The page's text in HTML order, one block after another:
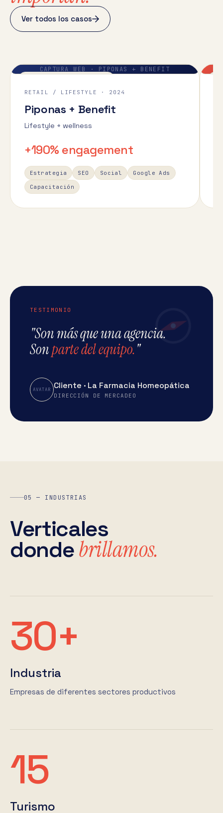
Ver todos los casos
CAPTURA WEB · PIPONAS + BENEFIT
RETAIL / LIFESTYLE · 2024
Piponas + Benefit
Lifestyle + wellness
+190% engagement
Estrategia SEO Social
Google Ads
Capacitación
TESTIMONIO
"Son más que una agencia.
Sonparte del equipo."
AVATAR Cliente · La Farmacia Homeopática
DIRECCIÓN DE MERCADEO
05 — INDUSTRIAS
Verticales
dondebrillamos.
30+
Industria
Empresas de diferentes sectores productivos
15
Turismo